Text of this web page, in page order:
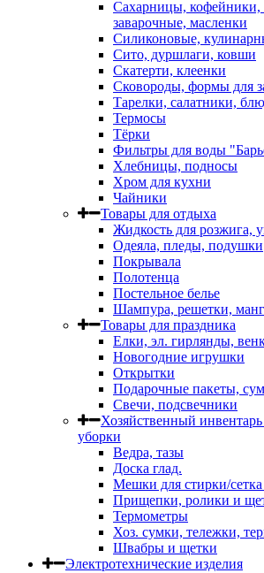
Сахарницы, кофейники,
заварочные, масленки
Силиконовые,
Сито, дуршлаги, ковши
Скатерти, клеенки
Сковороды, формы для
Тарелки, салатники,
Термосы
Тёрки
Фильтры для воды
Хлебницы, подносы
Хром для кухни
Чайники
Товары для отдыха
Жидкость для розжига,
Одеяла, пледы, подушки
Покрывала
Полотенца
Постельное белье
Шампура, решетки,
Товары для праздника
Елки, эл. гирлянды,
Новогодние игрушки
Открытки
Подарочные пакеты,
Свечи, подсвечники
Хозяйственный
уборки
Ведра, тазы
Доска глад.
Мешки для стирки/сетка
Прищепки, ролики и
Термометры
Хоз. сумки, тележки,
Швабры и щетки
Электротехнические изделия